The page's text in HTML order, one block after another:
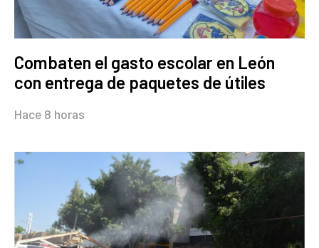
Combaten el gasto escolar en León
con entrega de paquetes de útiles
Hace 8 horas